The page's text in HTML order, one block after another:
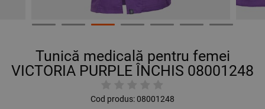
Tunică medicală pentru femei
VICTORIA PURPLE ÎNCHIS 08001248
Cod produs:08001248